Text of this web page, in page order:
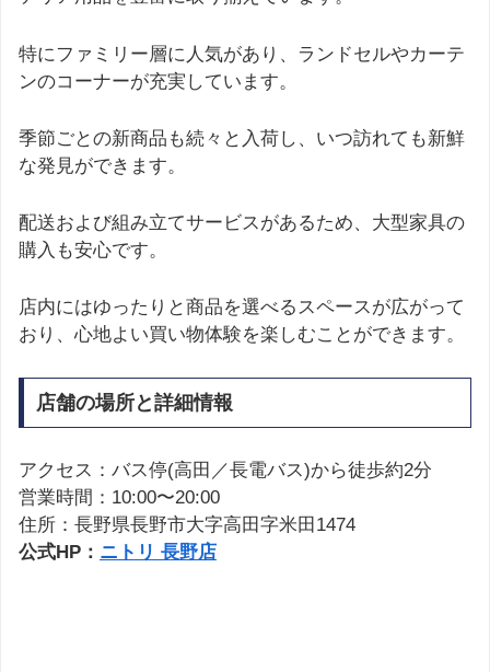
特にファミリー層に人気があり、ランドセルやカーテ
ンのコーナーが充実しています。
季節ごとの新商品も続々と入荷し、いつ訪れても新鮮
な発見ができます。
配送および組み立てサービスがあるため、大型家具の
購入も安心です。
店内にはゆったりと商品を選べるスペースが広がって
おり、心地よい買い物体験を楽しむことができます。
店舗の場所と詳細情報
アクセス：バス停(高田／長電バス)から徒歩約2分
営業時間：10:00〜20:00
住所：長野県長野市大字高田字米田1474
公式HP： ニトリ 長野店